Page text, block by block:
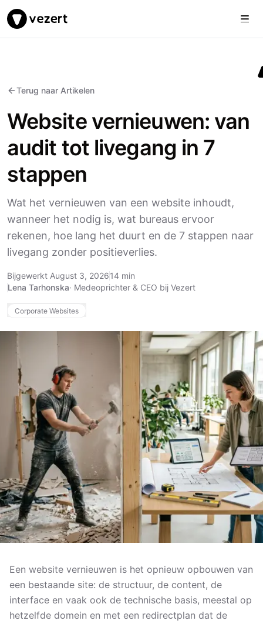
Vezert
Terug naar Artikelen
Website vernieuwen: van
audit tot livegang in 7
stappen
Wat het vernieuwen van een website inhoudt,
wanneer het nodig is, wat bureaus ervoor
rekenen, hoe lang het duurt en de 7 stappen naar
livegang zonder positieverlies.
Bijgewerkt August 3, 202614 min
Lena Tarhonska· Medeoprichter & CEO bij Vezert
Corporate Websites
Een website vernieuwen is het opnieuw opbouwen van
een bestaande site: de structuur, de content, de
interface en vaak ook de technische basis, meestal op
hetzelfde domein en met een redirectplan dat de